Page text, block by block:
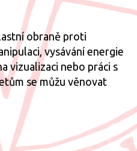
obraně proti
vysávání energie
vizualizaci nebo práci s
se můžu věnovat